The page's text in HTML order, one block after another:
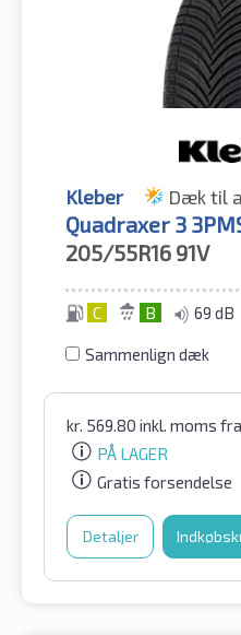
Kleber Dæk til
Quadraxer 3
205/55R16 91V
C B 69 dB
Sammenlign dæk
kr. 569.80 inkl. moms
PÅ LAGER
Gratis forsendelse
Detaljer